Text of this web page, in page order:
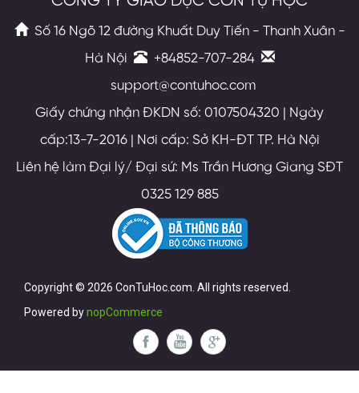
Số 16 Ngõ 12 đường Khuất Duy Tiến - Thanh Xuân -
Hà Nội
+84852-707-284
support@contuhoc.com
Giấy chứng nhận ĐKDN số: 0107504320 | Ngày
cấp:13-7-2016 | Nơi cấp: Sở KH-ĐT TP. Hà Nội
Liên hệ làm Đại lý/ Đại sứ: Ms Trần Hương Giang SĐT
0325 129 885
Copyright © 2026 ConTuHoc.com. All rights reserved.
Powered bynopCommerce